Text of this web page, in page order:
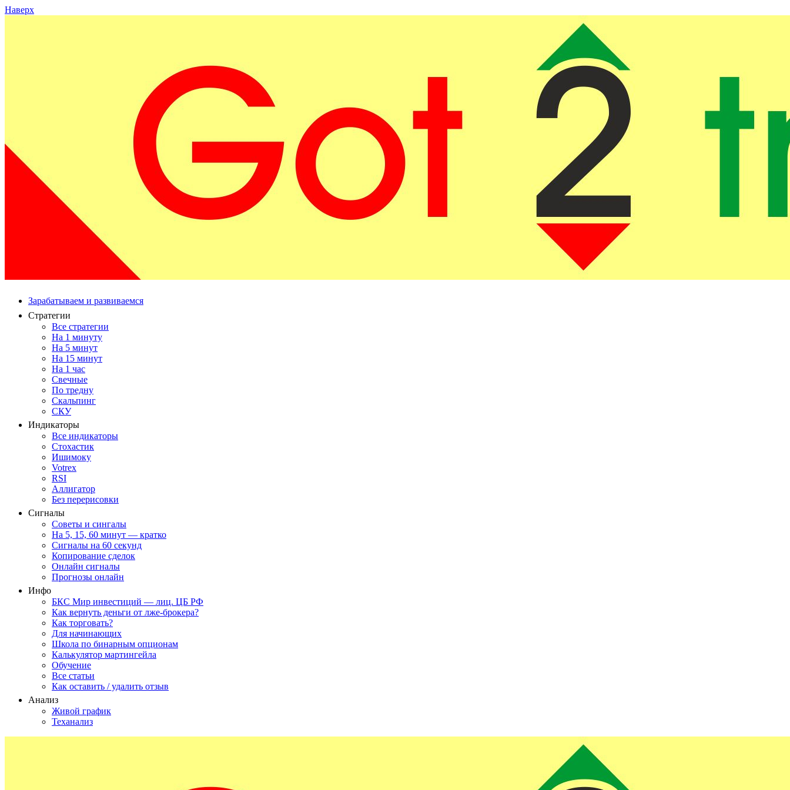
Наверх
Зарабатываем и развиваемся
Стратегии
Все стратегии
На 1 минуту
На 5 минут
На 15 минут
На 1 час
Свечные
По тредну
Скальпинг
СКУ
Индикаторы
Все индикаторы
Стохастик
Ишимоку
Votrex
RSI
Аллигатор
Без перерисовки
Сигналы
Советы и сингалы
На 5, 15, 60 минут — кратко
Сигналы на 60 секунд
Копирование сделок
Онлайн сигналы
Прогнозы онлайн
Инфо
БКС Мир инвестиций — лиц. ЦБ РФ
Как вернуть деньги от лже-брокера?
Как торговать?
Для начинающих
Школа по бинарным опционам
Калькулятор мартингейла
Обучение
Все статьи
Как оставить / удалить отзыв
Анализ
Живой график
Теханализ